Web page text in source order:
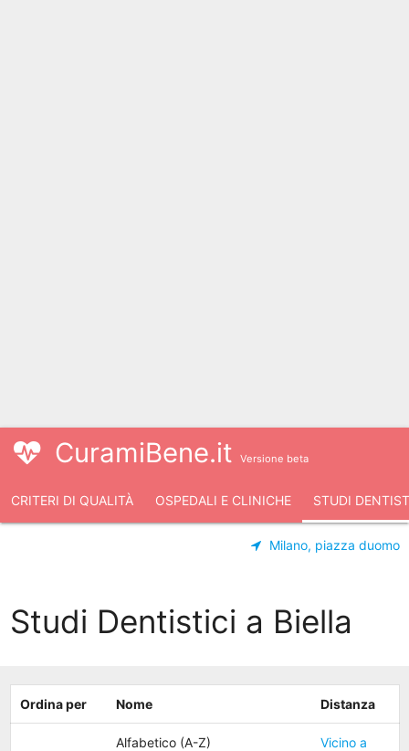
CuramiBene.it Versione beta
CRITERI DI QUALITÀ OSPEDALI E CLINICHE STUDI
Milano, piazza duomo
Studi Dentistici a Biella
Ordina per Nome Distanza
Alfabetico (A-Z)
Vicino a